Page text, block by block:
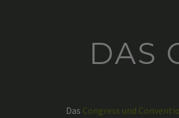
DAS
Das Congress und